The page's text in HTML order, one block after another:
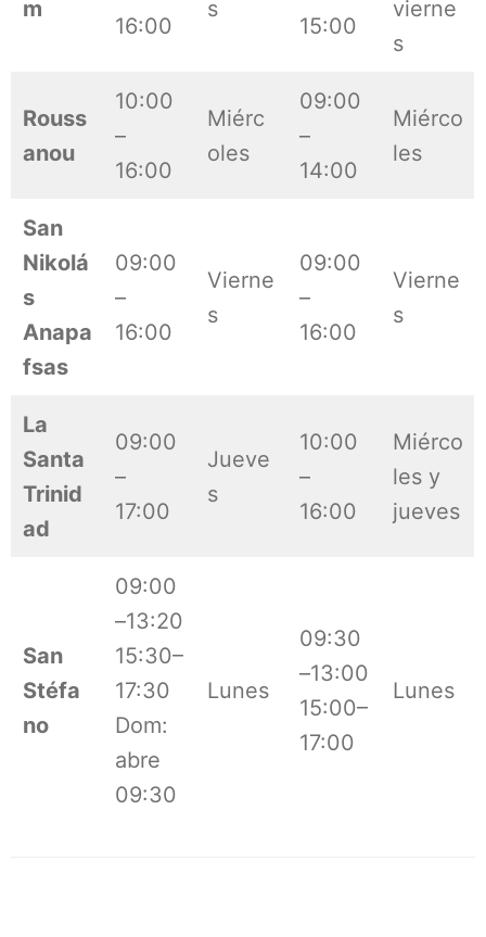
m
16:00
s
15:00
vierne
s
Rouss
anou
10:00
–
16:00
Miérc
oles
09:00
–
14:00
Miérco
les
San
Nikolá
s
Anapa
fsas
09:00
–
16:00
Vierne
s
09:00
–
16:00
Vierne
s
La
Santa
Trinid
ad
09:00
–
17:00
Jueve
s
10:00
–
16:00
Miérco
les y
jueves
San
Stéfa
no
09:00
–13:20
15:30–
17:30
Dom:
abre
09:30
Lunes
09:30
–13:00
15:00–
17:00
Lunes